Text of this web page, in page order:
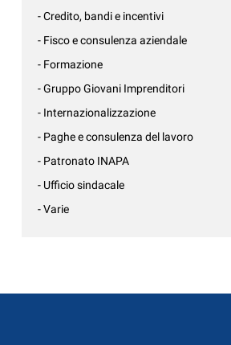
- Credito, bandi e incentivi
- Fisco e consulenza aziendale
- Formazione
- Gruppo Giovani Imprenditori
- Internazionalizzazione
- Paghe e consulenza del lavoro
- Patronato INAPA
- Ufficio sindacale
- Varie